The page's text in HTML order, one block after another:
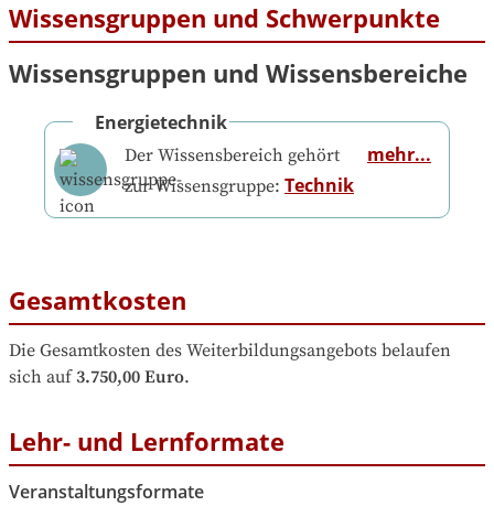
Wissensgruppen und Schwerpunkte
Wissensgruppen und Wissensbereiche
Energietechnik
Der Wissensbereich gehört
zur Wissensgruppe: Technik
mehr...
Gesamtkosten
Die Gesamtkosten des Weiterbildungsangebots belaufen
sich auf 3.750,00 Euro.
Lehr- und Lernformate
Veranstaltungsformate